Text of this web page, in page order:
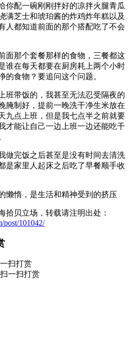
你配一碗刚刚拌好的凉拌火腿青瓜
满芝士和琥珀酱的炸鸡炸年糕以及
人都知道前面的那个搭配吃了不会
面那个套餐那样的食物，三餐都这
谁在每天都要在厨房耗上两个小时
的食物？要追问这个问题。
班带饭的，我甚至无法忍受隔夜的
腌制好，提前一晚洗干净生米放在
九点上班，但是我七点半之前就要
才能让自己一边上班一边还能吃干
做完饭之后甚至是没有时间去清洗
是家里人起床之后吃了早餐顺手收
懒惰，是生活和精神受到的挤压
拾贝立场，转载请注明出处：
post/101042/
扫打赏
一扫打赏